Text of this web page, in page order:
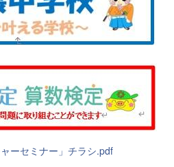
ーセミナー」チラシ.pdf